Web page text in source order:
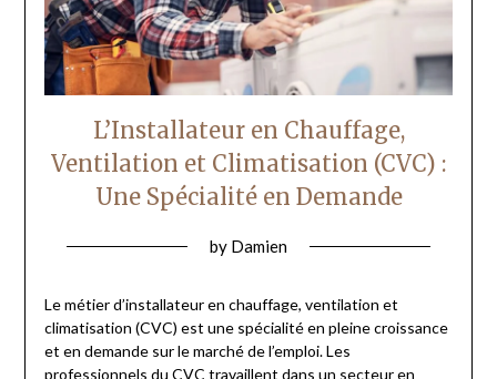
L’Installateur en Chauffage,
Ventilation et Climatisation (CVC) :
Une Spécialité en Demande
by Damien
Le métier d’installateur en chauffage, ventilation et
climatisation (CVC) est une spécialité en pleine croissance
et en demande sur le marché de l’emploi. Les
professionnels du CVC travaillent dans un secteur en